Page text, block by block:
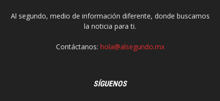
Al segundo, medio de información diferente, donde buscamos
la noticia para ti.
Contáctanos: hola@alsegundo.mx
SÍGUENOS